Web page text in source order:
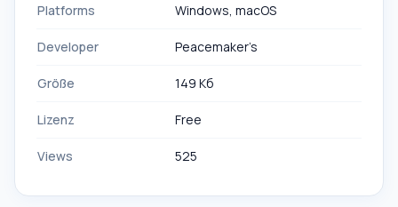
Platforms Windows, macOS
Developer Peacemaker’s
Größe 149 Кб
Lizenz Free
Views 525